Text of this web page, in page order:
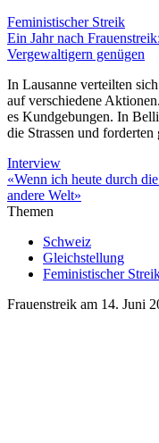
Feministischer Streik
Ein Jahr nach
Vergewaltigern genügen
In Lausanne verteilten
auf verschiedene
es Kundgebungen. In
die Strassen und
Interview
«Wenn ich heute durch
andere Welt»
Themen
Schweiz
Gleichstellung
Feministischer
Frauenstreik am 14. Juni